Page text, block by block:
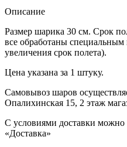
Описание
Размер шарика 30 см. Срок
все обработаны
увеличения срок полета).
Цена указана за 1 штуку.
Самовывоз шаров
Опалихинская 15, 2 этаж
С условиями доставки можно
«Доставка»